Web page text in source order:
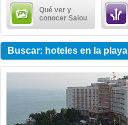
Qué ver y
conocer Salou
Buscar: hoteles en la playa